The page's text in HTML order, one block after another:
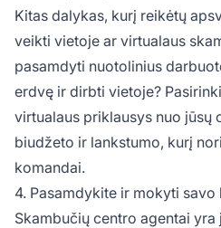
Kitas dalykas, kurį reikėtų
veikti vietoje ar virtualaus
pasamdyti nuotolinius
erdvę ir dirbti vietoje?
virtualaus priklausys nuo jūsų
biudžeto ir lankstumo, kurį
komandai.
4. Pasamdykite ir mokyti savo
Skambučių centro agentai